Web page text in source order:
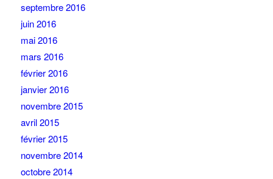
septembre 2016
juin 2016
mai 2016
mars 2016
février 2016
janvier 2016
novembre 2015
avril 2015
février 2015
novembre 2014
octobre 2014